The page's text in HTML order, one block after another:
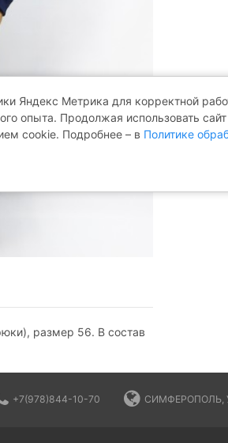
размер 56. В состав
+7(978)844-10-70 СИМФЕРОПОЛЬ,
Яндекс Метрика для корректной
опыта. Продолжая использовать
cookie. Подробнее – в Политике